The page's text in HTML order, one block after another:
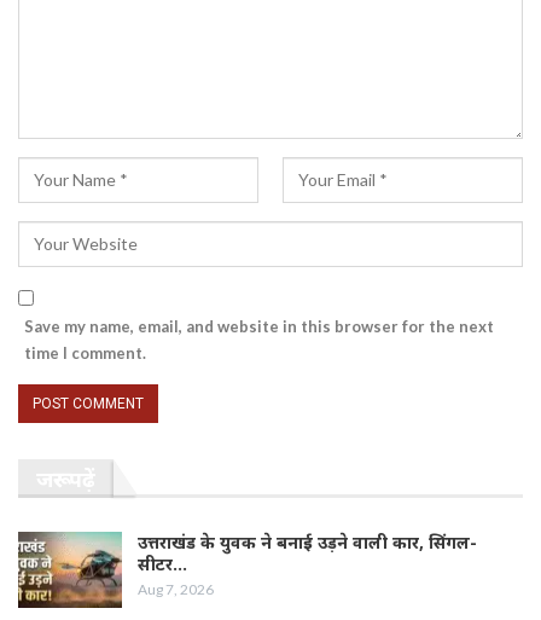
Save my name, email, and website in this browser for the next
time I comment.
उत्तराखंड के युवक ने बनाई उड़ने वाली कार, सिंगल-
सीटर…
Aug 7, 2026